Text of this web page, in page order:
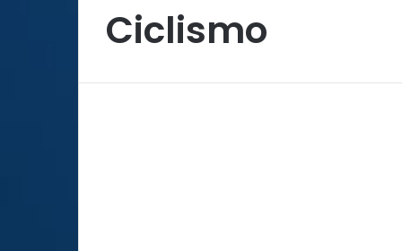
Ciclismo